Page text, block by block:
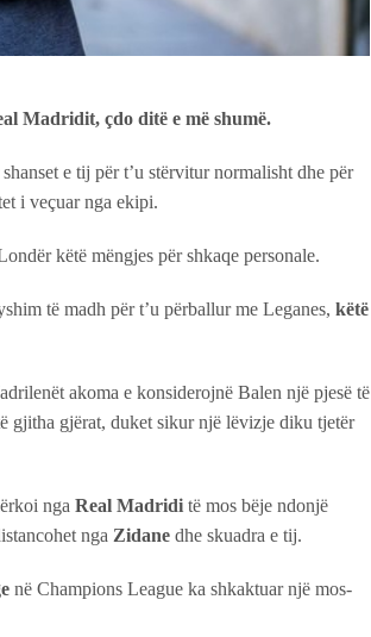
Madridit, çdo ditë e më shumë.
e tij për t’u stërvitur normalisht dhe për
i veçuar nga ekipi.
këtë mëngjes për shkaqe personale.
të madh për t’u përballur me Leganes, këtë
akoma e konsiderojnë Balen një pjesë të
gjitha gjërat, duket sikur një lëvizje diku tjetër
nga Real Madridi të mos bëje ndonjë
nga Zidane dhe skuadra e tij.
në Champions League ka shkaktuar një mos-